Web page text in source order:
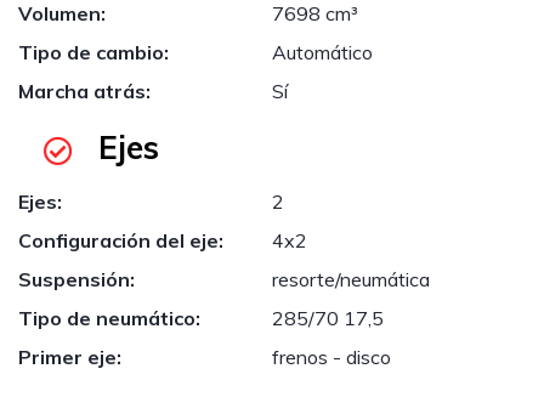
Volumen:
7698 cm³
Tipo de cambio:
Automático
Marcha atrás:
Sí
Ejes
Ejes:
2
Configuración del eje:
4x2
Suspensión:
resorte/neumática
Tipo de neumático:
285/70 17,5
Primer eje:
frenos - disco